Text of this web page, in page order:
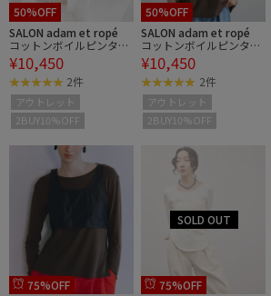
50%OFF
SALON adam et ropé
コットンボイルピンタッ
クブラウス
¥10,450
2件
アウトレット
2BUY10%OFF
50%OFF
SALON adam et ropé
コットンボイルピンタッ
クブラウス
¥10,450
2件
アウトレット
2BUY10%OFF
75%OFF
75%OFF